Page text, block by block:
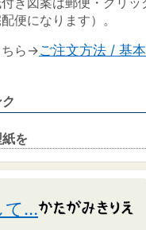
便になります）。
ちら→ご注文方法 / 基
を
て…